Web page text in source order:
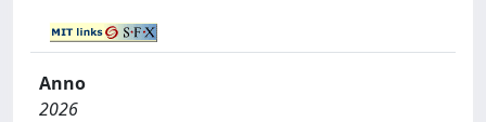
Anno
2026